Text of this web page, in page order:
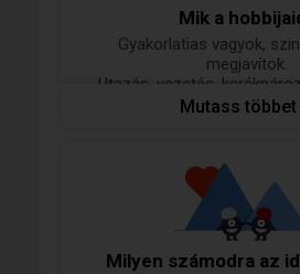
Mik a
Gyakorlatias vagyok,
megjavítok.
Utazás, vezetés,
mozgásban lenni. Imádok
felfedezni a valós
Mutass többet
Milyen számodra az